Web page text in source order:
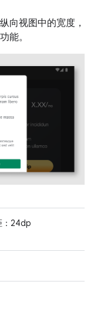
向视图中的宽度，
能。
：24dp